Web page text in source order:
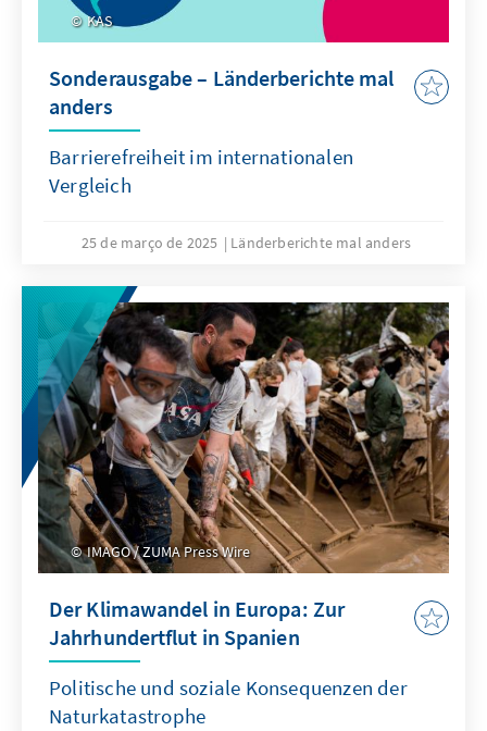
KAS
Sonderausgabe – Länderberichte mal
anders
Barrierefreiheit im internationalen
Vergleich
25 de março de 2025 Länderberichte mal anders
IMAGO / ZUMA Press Wire
Der Klimawandel in Europa: Zur
Jahrhundertflut in Spanien
Politische und soziale Konsequenzen der
Naturkatastrophe